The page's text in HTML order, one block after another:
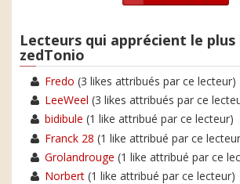
Lecteurs qui apprécient le plus
zedTonio
Fredo (3 likes attribués par ce lecteur)
LeeWeel (3 likes attribués par ce
bidibule (1 like attribué par ce lecteur)
Franck 28 (1 like attribué par ce
Grolandrouge (1 like attribué par ce
Norbert (1 like attribué par ce lecteur)